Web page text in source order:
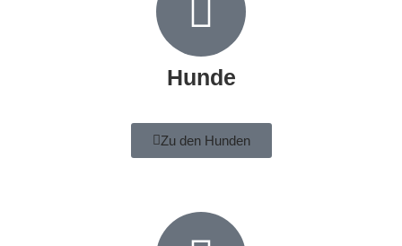
Hunde
Zu den Hunden